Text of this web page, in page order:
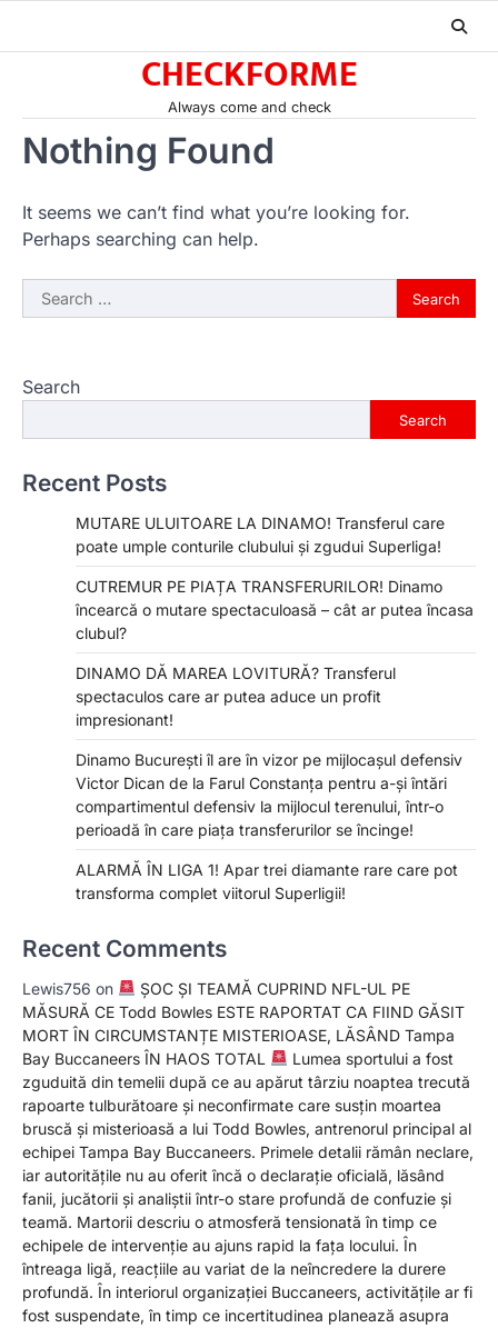
CHECKFORME
Always come and check
Nothing Found
It seems we can’t find what you’re looking for.
Perhaps searching can help.
Search
for:
Search
Search
Recent Posts
MUTARE ULUITOARE LA DINAMO! Transferul care
poate umple conturile clubului și zgudui Superliga!
CUTREMUR PE PIAȚA TRANSFERURILOR! Dinamo
încearcă o mutare spectaculoasă – cât ar putea încasa
clubul?
DINAMO DĂ MAREA LOVITURĂ? Transferul
spectaculos care ar putea aduce un profit
impresionant!
Dinamo București îl are în vizor pe mijlocașul defensiv
Victor Dican de la Farul Constanța pentru a-și întări
compartimentul defensiv la mijlocul terenului, într-o
perioadă în care piața transferurilor se încinge!
ALARMĂ ÎN LIGA 1! Apar trei diamante rare care pot
transforma complet viitorul Superligii!
Recent Comments
Lewis756 on
ȘOC ȘI TEAMĂ CUPRIND NFL-UL PE
MĂSURĂ CE Todd Bowles ESTE RAPORTAT CA FIIND GĂSIT
MORT ÎN CIRCUMSTANȚE MISTERIOASE, LĂSÂND Tampa
Bay Buccaneers ÎN HAOS TOTAL
Lumea sportului a fost
zguduită din temelii după ce au apărut târziu noaptea trecută
rapoarte tulburătoare și neconfirmate care susțin moartea
bruscă și misterioasă a lui Todd Bowles, antrenorul principal al
echipei Tampa Bay Buccaneers. Primele detalii rămân neclare,
iar autoritățile nu au oferit încă o declarație oficială, lăsând
fanii, jucătorii și analiștii într-o stare profundă de confuzie și
teamă. Martorii descriu o atmosferă tensionată în timp ce
echipele de intervenție au ajuns rapid la fața locului. În
întreaga ligă, reacțiile au variat de la neîncredere la durere
profundă. În interiorul organizației Buccaneers, activitățile ar fi
fost suspendate, în timp ce incertitudinea planează asupra